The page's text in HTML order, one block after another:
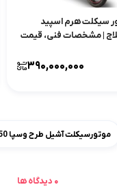
سیکلت هرم اسپید
| مشخصات فنی، قیمت
390,000,000
موتورسیکلت آشیل طرح وسپا 150 | خرید، قیمت و مشخصات فنی
0 دیدگاه ها